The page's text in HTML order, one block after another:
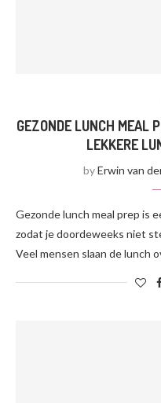
GEZONDE LUNCH MEAL
LEKKERE
byErwin van
Gezonde lunch meal prep is
zodat je doordeweeks niet
Veel mensen slaan de lunch